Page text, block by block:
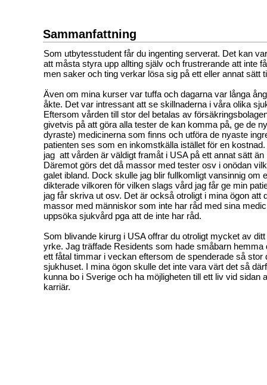
Sammanfattning
Som utbytesstudent får du ingenting serverat. Det kan
att måsta styra upp allting själv och frustrerande att inte
men saker och ting verkar lösa sig på ett eller annat sätt
Även om mina kurser var tuffa och dagarna var långa
åkte. Det var intressant att se skillnaderna i våra olika
Eftersom vården till stor del betalas av
givetvis på att göra alla tester de kan komma på, ge de
dyraste) medicinerna som finns och utföra de nyaste
patienten ses som en inkomstkälla istället för en
jag att vården är väldigt framåt i USA på ett annat sätt
Däremot görs det då massor med tester osv i onödan
galet ibland. Dock skulle jag blir fullkomligt vansinnig om
dikterade vilkoren för vilken slags vård jag får ge min
jag får skriva ut osv. Det är också otroligt i mina ögon att
massor med människor som inte har råd med sina
uppsöka sjukvård pga att de inte har råd.
Som blivande kirurg i USA offrar du otroligt mycket av
yrke. Jag träffade Residents som hade småbarn hemma
ett fåtal timmar i veckan eftersom de spenderade så stor
sjukhuset. I mina ögon skulle det inte vara värt det så
kunna bo i Sverige och ha möjligheten till ett liv vid sidan
karriär.